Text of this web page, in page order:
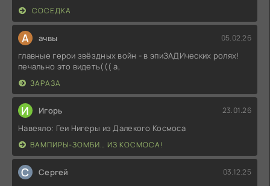
СОСЕДКА
А ачвы 05.02.26
главные герои звёздных войн - в эпиЗАДИческих ролях!
печально это видеть((( а,
ЗАРАЗА
И Игорь 23.01.26
Навеяло: Геи Нигеры из Далекого Космоса
ВАМПИРЫ-ЗОМБИ… ИЗ КОСМОСА!
С Сергей 03.12.25